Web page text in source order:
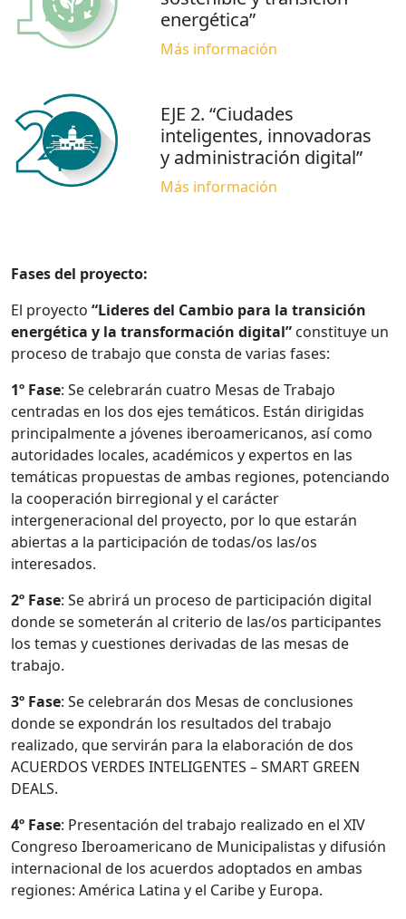
energética”
Más información
EJE 2. “Ciudades
inteligentes, innovadoras
y administración digital”
Más información
Fases del proyecto:
El proyecto “Lideres del Cambio para la transición
energética y la transformación digital” constituye un
proceso de trabajo que consta de varias fases:
1º Fase: Se celebrarán cuatro Mesas de Trabajo
centradas en los dos ejes temáticos. Están dirigidas
principalmente a jóvenes iberoamericanos, así como
autoridades locales, académicos y expertos en las
temáticas propuestas de ambas regiones, potenciando
la cooperación birregional y el carácter
intergeneracional del proyecto, por lo que estarán
abiertas a la participación de todas/os las/os
interesados.
2º Fase: Se abrirá un proceso de participación digital
donde se someterán al criterio de las/os participantes
los temas y cuestiones derivadas de las mesas de
trabajo.
3º Fase: Se celebrarán dos Mesas de conclusiones
donde se expondrán los resultados del trabajo
realizado, que servirán para la elaboración de dos
ACUERDOS VERDES INTELIGENTES – SMART GREEN
DEALS.
4º Fase: Presentación del trabajo realizado en el XIV
Congreso Iberoamericano de Municipalistas y difusión
internacional de los acuerdos adoptados en ambas
regiones: América Latina y el Caribe y Europa.